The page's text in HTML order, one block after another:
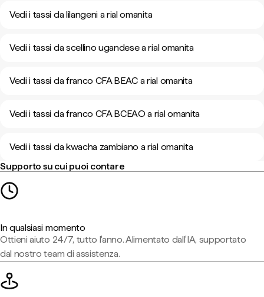
Vedi i tassi da lilangeni a rial omanita
Vedi i tassi da scellino ugandese a rial omanita
Vedi i tassi da franco CFA BEAC a rial omanita
Vedi i tassi da franco CFA BCEAO a rial omanita
Vedi i tassi da kwacha zambiano a rial omanita
Supporto su cui puoi contare
In qualsiasi momento
Ottieni aiuto 24/7, tutto l'anno. Alimentato dall'IA, supportato
dal nostro team di assistenza.